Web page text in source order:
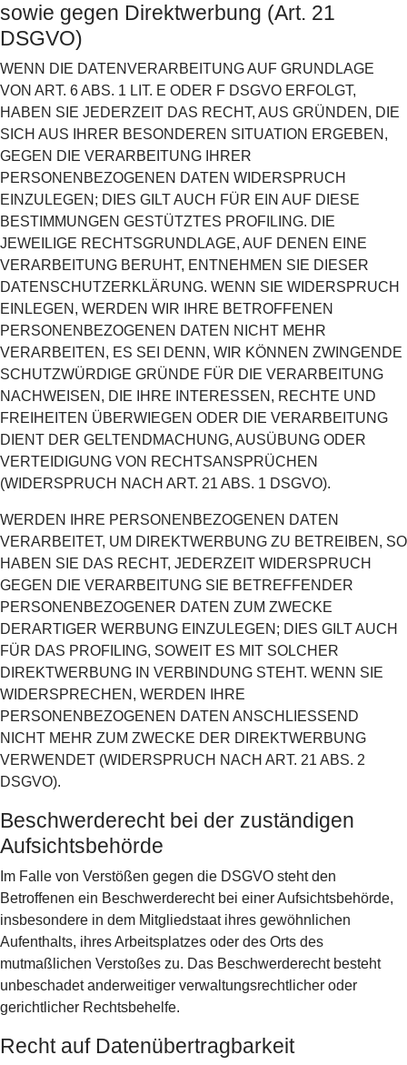
sowie gegen Direktwerbung (Art. 21
DSGVO)
WENN DIE DATENVERARBEITUNG AUF GRUNDLAGE
VON ART. 6 ABS. 1 LIT. E ODER F DSGVO ERFOLGT,
HABEN SIE JEDERZEIT DAS RECHT, AUS GRÜNDEN, DIE
SICH AUS IHRER BESONDEREN SITUATION ERGEBEN,
GEGEN DIE VERARBEITUNG IHRER
PERSONENBEZOGENEN DATEN WIDERSPRUCH
EINZULEGEN; DIES GILT AUCH FÜR EIN AUF DIESE
BESTIMMUNGEN GESTÜTZTES PROFILING. DIE
JEWEILIGE RECHTSGRUNDLAGE, AUF DENEN EINE
VERARBEITUNG BERUHT, ENTNEHMEN SIE DIESER
DATENSCHUTZERKLÄRUNG. WENN SIE WIDERSPRUCH
EINLEGEN, WERDEN WIR IHRE BETROFFENEN
PERSONENBEZOGENEN DATEN NICHT MEHR
VERARBEITEN, ES SEI DENN, WIR KÖNNEN ZWINGENDE
SCHUTZWÜRDIGE GRÜNDE FÜR DIE VERARBEITUNG
NACHWEISEN, DIE IHRE INTERESSEN, RECHTE UND
FREIHEITEN ÜBERWIEGEN ODER DIE VERARBEITUNG
DIENT DER GELTENDMACHUNG, AUSÜBUNG ODER
VERTEIDIGUNG VON RECHTSANSPRÜCHEN
(WIDERSPRUCH NACH ART. 21 ABS. 1 DSGVO).
WERDEN IHRE PERSONENBEZOGENEN DATEN
VERARBEITET, UM DIREKTWERBUNG ZU BETREIBEN, SO
HABEN SIE DAS RECHT, JEDERZEIT WIDERSPRUCH
GEGEN DIE VERARBEITUNG SIE BETREFFENDER
PERSONENBEZOGENER DATEN ZUM ZWECKE
DERARTIGER WERBUNG EINZULEGEN; DIES GILT AUCH
FÜR DAS PROFILING, SOWEIT ES MIT SOLCHER
DIREKTWERBUNG IN VERBINDUNG STEHT. WENN SIE
WIDERSPRECHEN, WERDEN IHRE
PERSONENBEZOGENEN DATEN ANSCHLIESSEND
NICHT MEHR ZUM ZWECKE DER DIREKTWERBUNG
VERWENDET (WIDERSPRUCH NACH ART. 21 ABS. 2
DSGVO).
Beschwerde­recht bei der zuständigen
Aufsichts­behörde
Im Falle von Verstößen gegen die DSGVO steht den
Betroffenen ein Beschwerderecht bei einer Aufsichtsbehörde,
insbesondere in dem Mitgliedstaat ihres gewöhnlichen
Aufenthalts, ihres Arbeitsplatzes oder des Orts des
mutmaßlichen Verstoßes zu. Das Beschwerderecht besteht
unbeschadet anderweitiger verwaltungsrechtlicher oder
gerichtlicher Rechtsbehelfe.
Recht auf Daten­übertrag­barkeit